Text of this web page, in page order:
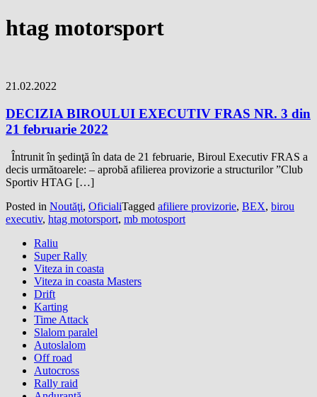
htag motorsport
21.02.2022
DECIZIA BIROULUI EXECUTIV FRAS NR. 3 din
21 februarie 2022
Întrunit în şedinţă în data de 21 februarie, Biroul Executiv FRAS a
decis următoarele: – aprobă afilierea provizorie a structurilor ”Club
Sportiv HTAG […]
Posted in Noutăţi, OficialiTagged afiliere provizorie, BEX, birou
executiv, htag motorsport, mb motosport
Raliu
Super Rally
Viteza in coasta
Viteza in coasta Masters
Drift
Karting
Time Attack
Slalom paralel
Autoslalom
Off road
Autocross
Rally raid